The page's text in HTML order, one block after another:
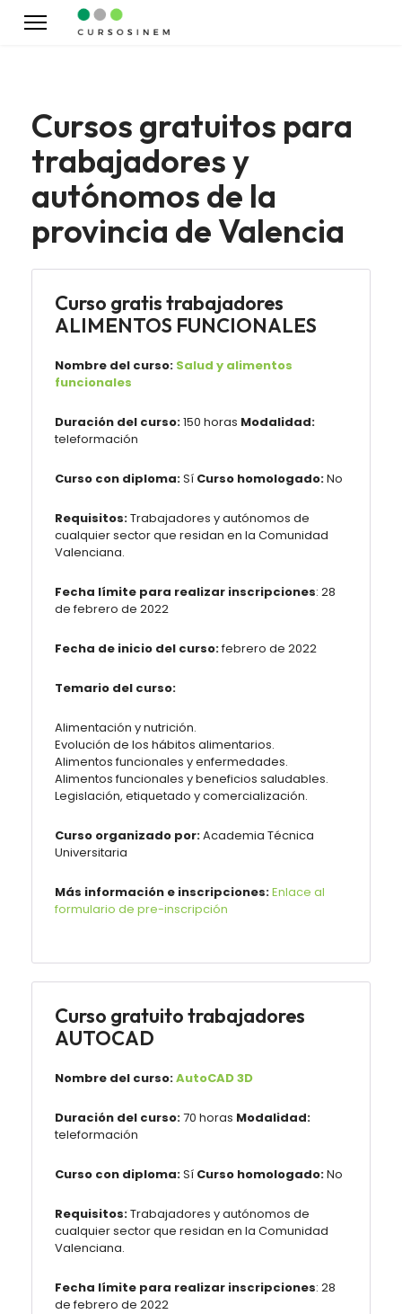
Cursos gratuitos para
trabajadores y
autónomos de la
provincia de Valencia
Curso gratis trabajadores
ALIMENTOS FUNCIONALES
Nombre del curso: Salud y alimentos
funcionales
Duración del curso:150 horas Modalidad:
teleformación
Curso con diploma:Sí Curso homologado:No
Requisitos:Trabajadores y autónomos de
cualquier sector que residan en la Comunidad
Valenciana.
Fecha límite para realizar inscripciones: 28
de febrero de 2022
Fecha de inicio del curso:febrero de 2022
Temario del curso:
Alimentación y nutrición.
Evolución de los hábitos alimentarios.
Alimentos funcionales y enfermedades.
Alimentos funcionales y beneficios saludables.
Legislación, etiquetado y comercialización.
Curso organizado por:Academia Técnica
Universitaria
Más información e inscripciones:Enlace al
formulario de pre-inscripción
Curso gratuito trabajadores
AUTOCAD
Nombre del curso:AutoCAD 3D
Duración del curso:70 horas Modalidad:
teleformación
Curso con diploma:Sí Curso homologado:No
Requisitos:Trabajadores y autónomos de
cualquier sector que residan en la Comunidad
Valenciana.
Fecha límite para realizar inscripciones: 28
de febrero de 2022